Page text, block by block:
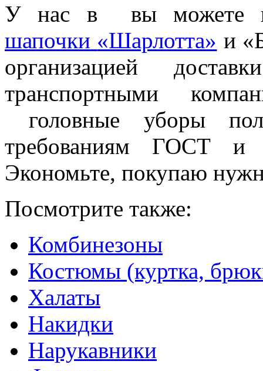
У нас в
вы можете
шапочки «Шарлотта» и
организацией
транспортными
головные уборы
требованиям ГОСТ и
Экономьте, покупаю
Посмотрите также:
Комбинезоны
Костюмы (куртка,
Халаты
Накидки
Нарукавники